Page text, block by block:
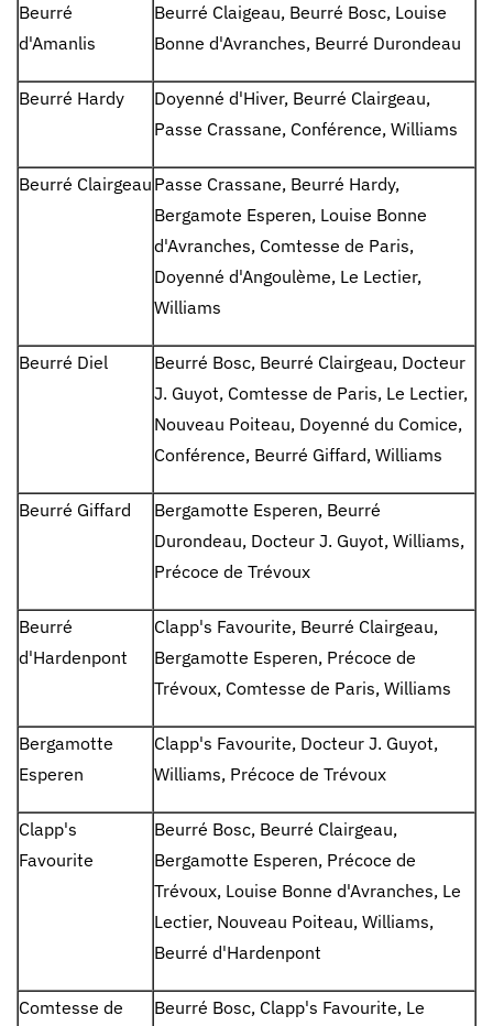
Beurré
d'Amanlis
Beurré Claigeau, Beurré Bosc, Louise
Bonne d'Avranches, Beurré Durondeau
Beurré Hardy
Doyenné d'Hiver, Beurré Clairgeau,
Passe Crassane, Conférence, Williams
Beurré Clairgeau Passe Crassane, Beurré Hardy,
Bergamote Esperen, Louise Bonne
d'Avranches, Comtesse de Paris,
Doyenné d'Angoulème, Le Lectier,
Williams
Beurré Diel
Beurré Bosc, Beurré Clairgeau, Docteur
J. Guyot, Comtesse de Paris, Le Lectier,
Nouveau Poiteau, Doyenné du Comice,
Conférence, Beurré Giffard, Williams
Beurré Giffard
Bergamotte Esperen, Beurré
Durondeau, Docteur J. Guyot, Williams,
Précoce de Trévoux
Beurré
d'Hardenpont
Clapp's Favourite, Beurré Clairgeau,
Bergamotte Esperen, Précoce de
Trévoux, Comtesse de Paris, Williams
Bergamotte
Esperen
Clapp's Favourite, Docteur J. Guyot,
Williams, Précoce de Trévoux
Clapp's
Favourite
Beurré Bosc, Beurré Clairgeau,
Bergamotte Esperen, Précoce de
Trévoux, Louise Bonne d'Avranches, Le
Lectier, Nouveau Poiteau, Williams,
Beurré d'Hardenpont
Comtesse de
Beurré Bosc, Clapp's Favourite, Le